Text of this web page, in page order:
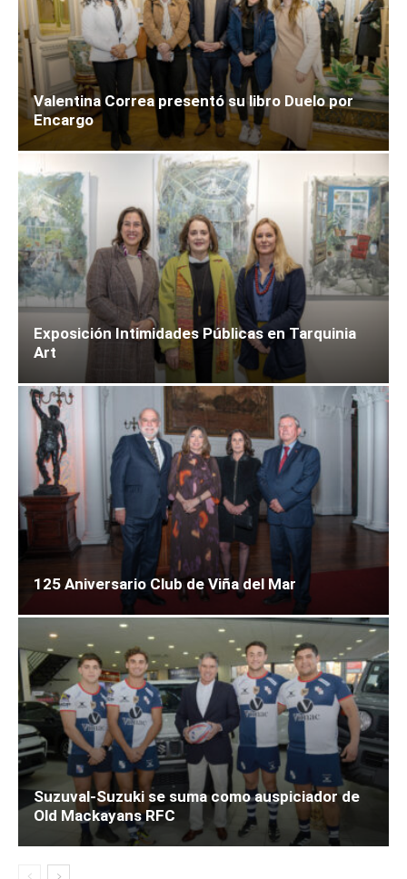
Valentina Correa presentó su libro Duelo por
Encargo
Exposición Intimidades Públicas en Tarquinia
Art
125 Aniversario Club de Viña del Mar
Suzuval-Suzuki se suma como auspiciador de
Old Mackayans RFC